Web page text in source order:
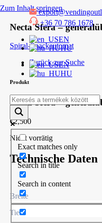
Zum Inhalt springen
+36 70 786 1678
EN
HU
EN
HU
Exact matches only
Search in title
Search in content
Necta Sfera –
Spiral-Snackautomat
Zurück zur Suche
Produkt
Necta Sfera –
€2,500
Nicht vorrätig
Technische Daten
Breite
Tiefe